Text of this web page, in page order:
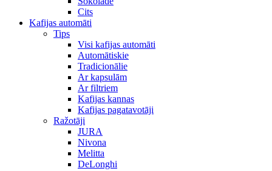
Cits
Kafijas automāti
Tips
Visi kafijas automāti
Automātiskie
Tradicionālie
Ar kapsulām
Ar filtriem
Kafijas kannas
Kafijas pagatavotāji
Ražotāji
JURA
Nivona
Melitta
DeLonghi